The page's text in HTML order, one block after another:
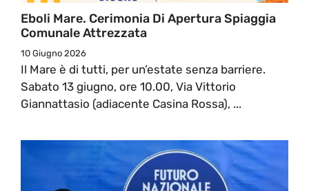
Eboli Mare. Cerimonia Di Apertura Spiaggia
Comunale Attrezzata
10 Giugno 2026
Il Mare è di tutti, per un’estate senza barriere.
Sabato 13 giugno, ore 10.00, Via Vittorio
Giannattasio (adiacente Casina Rossa), ...